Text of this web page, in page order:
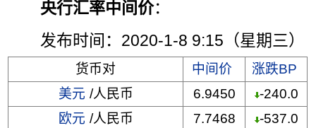
央行汇率中间价：
发布时间：2020-1-8 9:15（星期三）
货币对 中间价
涨跌BP
美元 /人民币 6.9450
-240.0
欧元 /人民币 7.7468
-537.0